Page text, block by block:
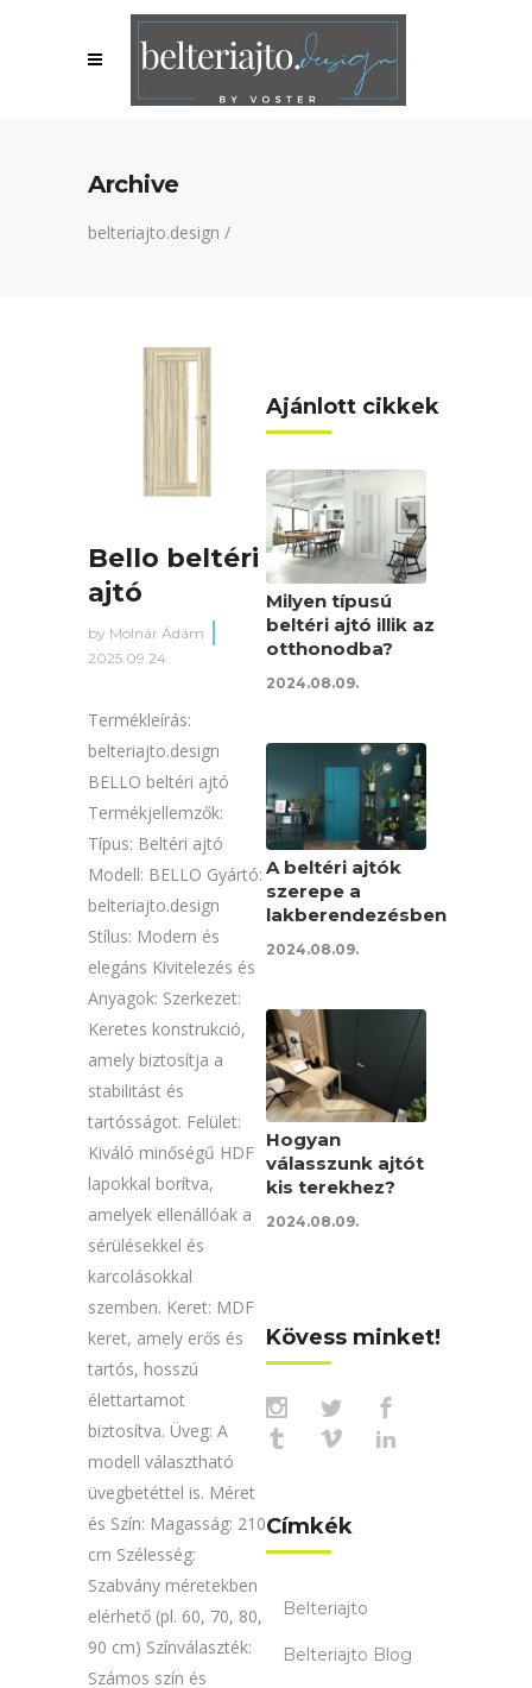
Archive
belteriajto.design /
Bello beltéri
ajtó
by Molnár Ádám
2025.09.24.
Termékleírás:
belteriajto.design
BELLO beltéri ajtó
Termékjellemzők:
Típus: Beltéri ajtó
Modell: BELLO Gyártó:
belteriajto.design
Stílus: Modern és
elegáns Kivitelezés és
Anyagok: Szerkezet:
Keretes konstrukció,
amely biztosítja a
stabilitást és
tartósságot. Felület:
Kiváló minőségű HDF
lapokkal borítva,
amelyek ellenállóak a
sérülésekkel és
karcolásokkal
szemben. Keret: MDF
keret, amely erős és
tartós, hosszú
élettartamot
biztosítva. Üveg: A
modell választható
üvegbetéttel is. Méret
és Szín: Magasság: 210
cm Szélesség:
Szabvány méretekben
elérhető (pl. 60, 70, 80,
90 cm) Színválaszték:
Számos szín és
Ajánlott cikkek
Milyen típusú
beltéri ajtó illik az
otthonodba?
2024.08.09.
A beltéri ajtók
szerepe a
lakberendezésben
2024.08.09.
Hogyan
válasszunk ajtót
kis terekhez?
2024.08.09.
Kövess minket!
Címkék
Belteriajto
Belteriajto Blog